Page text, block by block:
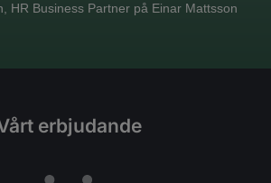
HR Business Partner på Einar Mattsson
erbjudande